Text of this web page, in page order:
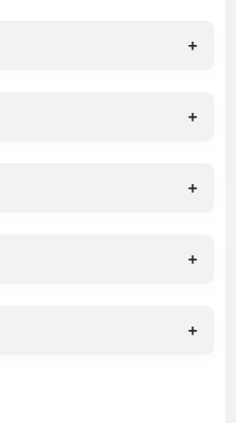
+
+
+
+
+